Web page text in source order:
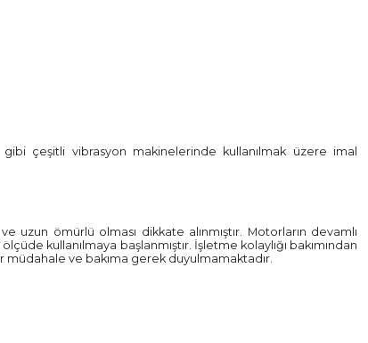
çeşitli vibrasyon makinelerinde kullanılmak üzere imal
ömürlü olması dikkate alınmıştır. Motorların devamlı
kullanılmaya başlanmıştır. İşletme kolaylığı bakımından
müdahale ve bakıma gerek duyulmamaktadır.